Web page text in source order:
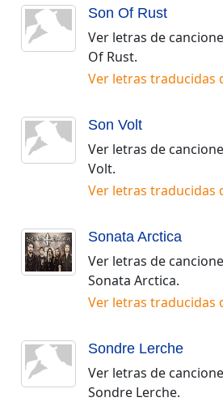
Son Of Rust
Ver letras de
Of Rust.
Ver letras traducidas
Son Volt
Ver letras de
Volt.
Ver letras traducidas
Sonata Arctica
Ver letras de
Sonata Arctica.
Ver letras traducidas
Sondre Lerche
Ver letras de
Sondre Lerche.